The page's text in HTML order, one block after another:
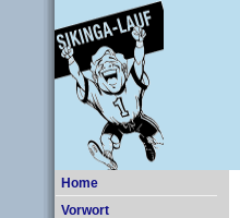
Home
Vorwort